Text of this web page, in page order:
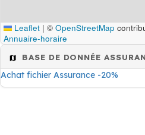
Leaflet | © OpenStreetMap
Annuaire-horaire
BASE DE DONNÉE
Achat fichier Assurance -20%